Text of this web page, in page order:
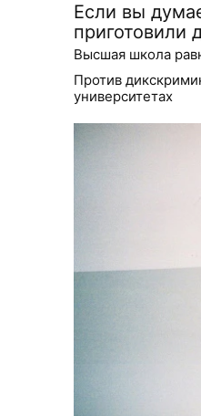
Если вы
приготовили
Высшая школа
Против
университетах